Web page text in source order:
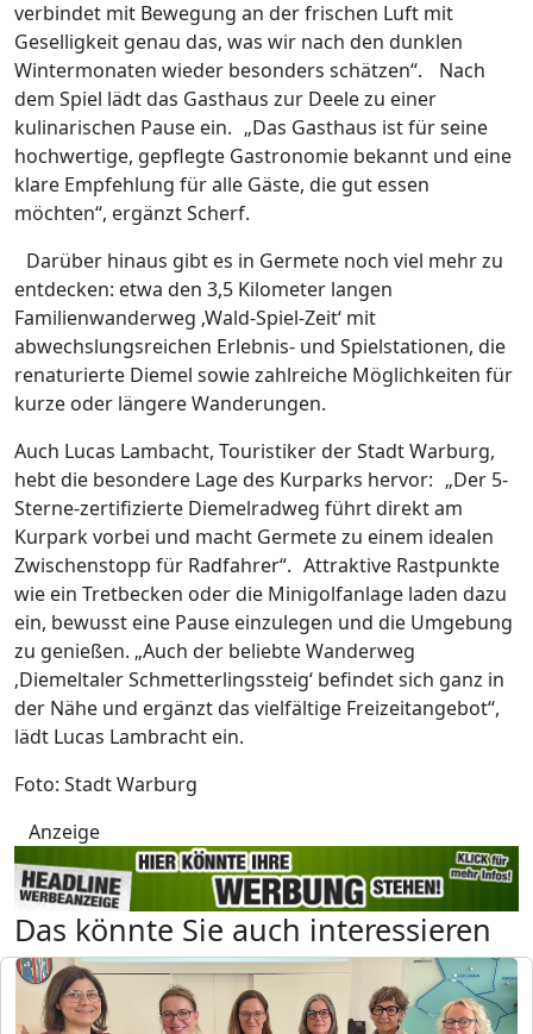
verbindet mit Bewegung an der frischen Luft mit
Geselligkeit genau das, was wir nach den dunklen
Wintermonaten wieder besonders schätzen“. Nach
dem Spiel lädt das Gasthaus zur Deele zu einer
kulinarischen Pause ein. „Das Gasthaus ist für seine
hochwertige, gepflegte Gastronomie bekannt und eine
klare Empfehlung für alle Gäste, die gut essen
möchten“, ergänzt Scherf.
Darüber hinaus gibt es in Germete noch viel mehr zu
entdecken: etwa den 3,5 Kilometer langen
Familienwanderweg ‚Wald-Spiel-Zeit‘ mit
abwechslungsreichen Erlebnis- und Spielstationen, die
renaturierte Diemel sowie zahlreiche Möglichkeiten für
kurze oder längere Wanderungen.
Auch Lucas Lambacht, Touristiker der Stadt Warburg,
hebt die besondere Lage des Kurparks hervor: „Der 5-
Sterne-zertifizierte Diemelradweg führt direkt am
Kurpark vorbei und macht Germete zu einem idealen
Zwischenstopp für Radfahrer“. Attraktive Rastpunkte
wie ein Tretbecken oder die Minigolfanlage laden dazu
ein, bewusst eine Pause einzulegen und die Umgebung
zu genießen. „Auch der beliebte Wanderweg
‚Diemeltaler Schmetterlingssteig‘ befindet sich ganz in
der Nähe und ergänzt das vielfältige Freizeitangebot“,
lädt Lucas Lambracht ein.
Foto: Stadt Warburg
Anzeige
Das könnte Sie auch interessieren